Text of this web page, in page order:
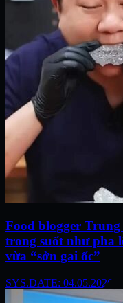
Food blogger
trong suốt như pha
vừa “sởn gai ốc”
SYS.DATE: 04.05.2026